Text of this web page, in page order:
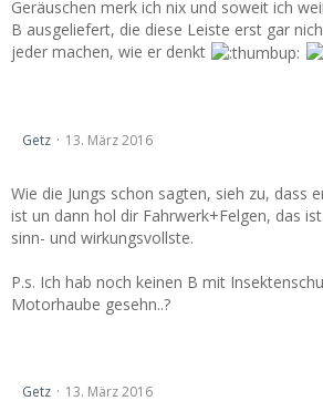
Geräuschen merk ich nix und soweit ich
B ausgeliefert, die diese Leiste erst gar
jeder machen, wie er denkt
Getz 13. März 2016
Wie die Jungs schon sagten, sieh zu, dass
ist un dann hol dir Fahrwerk+Felgen, das
sinn- und wirkungsvollste.
P.s. Ich hab noch keinen B mit
Motorhaube gesehn..?
Getz 13. März 2016